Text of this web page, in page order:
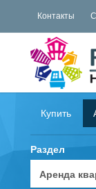
Контакты
Купить
Раздел